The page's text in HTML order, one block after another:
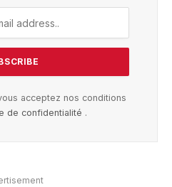
acceptez nos conditions
de confidentialité .